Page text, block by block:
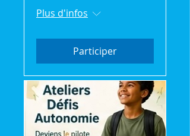
Plus d'infos
Participer